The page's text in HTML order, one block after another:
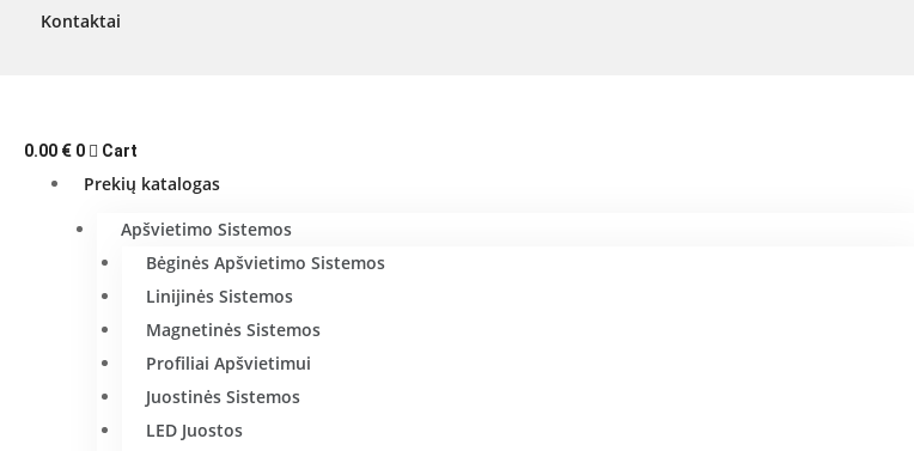
Kontaktai
0.00 € 0 Cart
Prekių katalogas
Apšvietimo Sistemos
Bėginės Apšvietimo Sistemos
Linijinės Sistemos
Magnetinės Sistemos
Profiliai Apšvietimui
Juostinės Sistemos
LED Juostos